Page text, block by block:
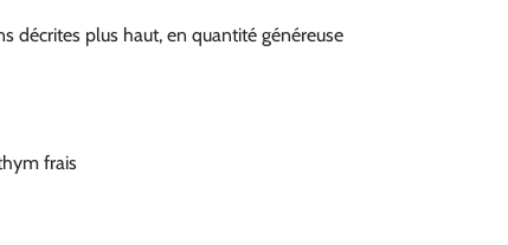
décrites plus haut, en quantité généreuse
frais